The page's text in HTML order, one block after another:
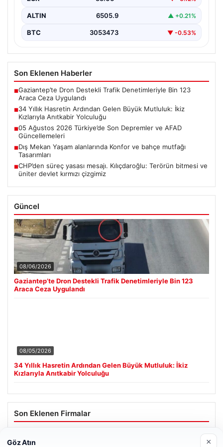
ALTIN 6505.9 ▲ +0.21%
BTC 3053473 ▼ -0.53%
Son Eklenen Haberler
■Gaziantep’te Dron Destekli Trafik Denetimleriyle Bin 123
Araca Ceza Uygulandı
■34 Yıllık Hasretin Ardından Gelen Büyük Mutluluk: İkiz
Kızlarıyla Anıtkabir Yolculuğu
■05 Ağustos 2026 Türkiye’de Son Depremler ve AFAD
Güncellemeleri
■Dış Mekan Yaşam alanlarında Konfor ve bahçe mutfağı
Tasarımları
■CHP’den süreç yasası mesajı. Kılıçdaroğlu: Terörün bitmesi ve
üniter devlet kırmızı çizgimiz
Güncel
08/06/2026
Gaziantep’te Dron Destekli Trafik Denetimleriyle Bin 123
Araca Ceza Uygulandı
08/05/2026
34 Yıllık Hasretin Ardından Gelen Büyük Mutluluk: İkiz
Kızlarıyla Anıtkabir Yolculuğu
Son Eklenen Firmalar
Göz Atın ×